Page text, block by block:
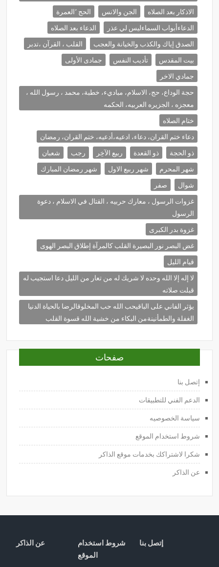
الاذكار بعد الصلاه
الجن والانس
الحج ٬العمرة
الدعاءأبواب السماءليس لي عذر
الدعاء بعد الصلاه
الصدق إياك والكذب والخيانة والعجب
القلب ، القرآن ،تدبر
بيت المقدس
تأديب النفس
جمادى الأولى
جمادي الاخر
حجة الوداع، حج، الاسلام، مباديء، خطبة، محمد ، رسول الله ،
معجزه ، الجزيره العربيه، الحكمه
ختام الصلاه
دعاء ختم القران، دعاء، ادعيه،أدعيه، ختم القران، رمضان
ذو الحجة
ذو القعدة ربيع الآخِر رجب
شعبان
شهر المحرم
شهر ربيع الاول
شهر رمضان المبارك
شوال
صفر
غزوات الرسول ، معارك حربيه ، القتال في الاسلام ، دعوة
الرسول
غزوة بدر الكبرى
غض البصر نور البصيرة القلب كالمرآة إطلاق البصر الهوى
قيام الليل
لا إله إلا الله وحده لا شريك له من تعار من الليل دعا استجيب له
قبلت صلاته
يؤثر الفاني على الباقيحب الله حب المخلوقالرضا بالحياة الدنيا
الغفلة والطمأنينةمن البكاء من خشية الله قسوة القلب
صفحات
إتصل بنا
الدعم الفني للتطبيقات
سياسة الخصوصيه
شروط استخدام الموقع
شكرا لاشتراكك بخدمات موقع الذاكر
عن الذاكر
إتصل بنا
شروط استخدام
الموقع
عن الذاكر